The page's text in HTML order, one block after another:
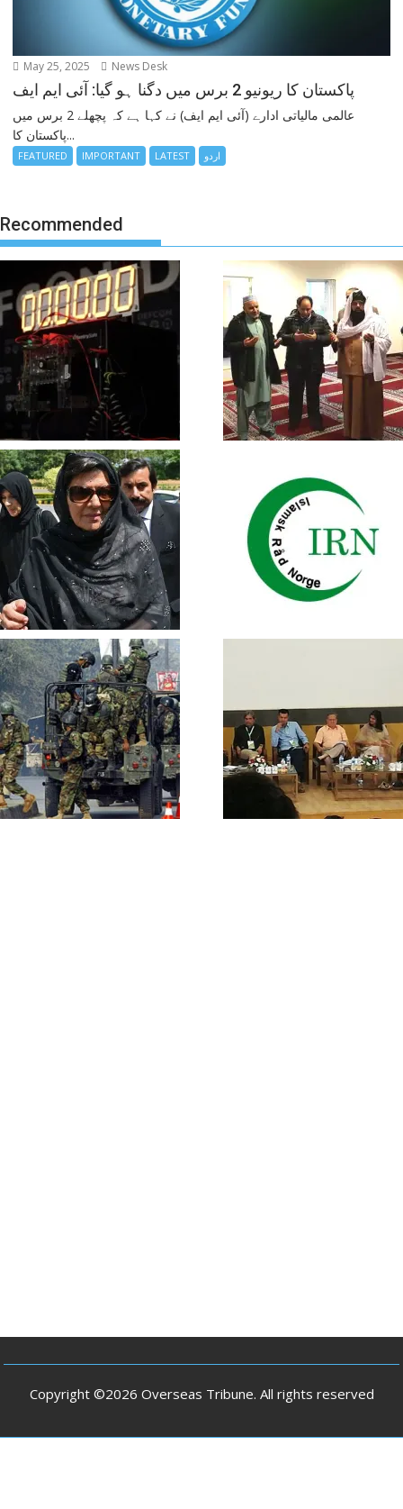
May 25, 2025 News Desk
پاکستان کا ریونیو 2 برس میں دگنا ہو گیا: آئی ایم ایف
عالمی مالیاتی ادارے (آئی ایم ایف) نے کہا ہے کہ پچھلے 2 برس میں
پاکستان کا...
FEATURED IMPORTANT LATEST اردو
Recommended
Copyright ©2026 Overseas Tribune. All rights reserved